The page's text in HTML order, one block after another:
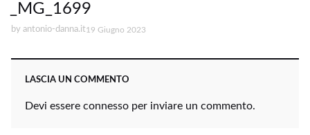
_MG_1699
by antonio-danna.it19 Giugno 2023
LASCIA UN COMMENTO
Devi essere connesso per inviare un commento.